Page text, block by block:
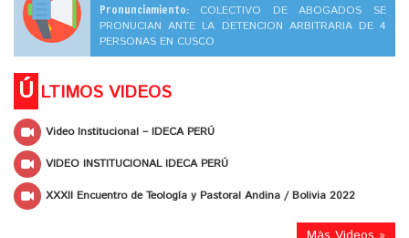
Pronunciamiento: COLECTIVO DE ABOGADOS SE
PRONUCIAN ANTE LA DETENCION ARBITRARIA DE 4
PERSONAS EN CUSCO
Ú LTIMOS VIDEOS
Video Institucional – IDECA PERÚ
VIDEO INSTITUCIONAL IDECA PERÚ
XXXII Encuentro de Teología y Pastoral Andina / Bolivia 2022